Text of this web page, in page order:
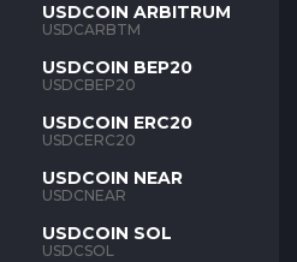
USDCOIN ARBITRUM
USDCARBTM
USDCOIN BEP20
USDCBEP20
USDCOIN ERC20
USDCERC20
USDCOIN NEAR
USDCNEAR
USDCOIN SOL
USDCSOL